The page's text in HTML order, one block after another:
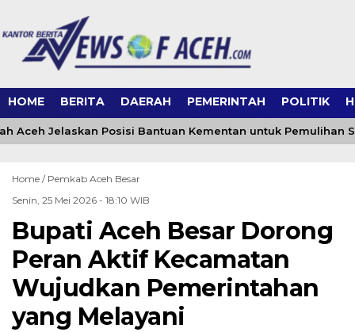
HOME BERITA DAERAH PEMERINTAH POLITIK
Aceh Jelaskan Posisi Bantuan Kementan untuk Pemulihan
Home / Pemkab Aceh Besar
Senin, 25 Mei 2026 - 18:10 WIB
Bupati Aceh Besar Dorong
Peran Aktif Kecamatan
Wujudkan Pemerintahan
yang Melayani